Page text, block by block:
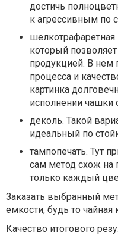
достичь
к агрессивным по
который
продукцией. В нем
процесса и
картинка
исполнении
деколь. Такой
идеальный по
тампопечать. Тут
сам метод схож на
только каждый
Заказать выбранный
емкости, будь то
Качество итогового